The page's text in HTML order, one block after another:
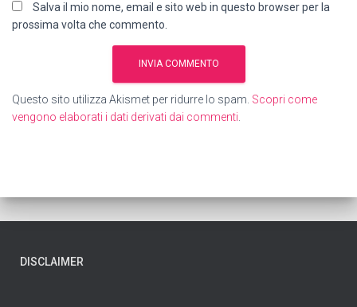
Salva il mio nome, email e sito web in questo browser per la
prossima volta che commento.
Questo sito utilizza Akismet per ridurre lo spam. Scopri come
vengono elaborati i dati derivati dai commenti
DISCLAIMER